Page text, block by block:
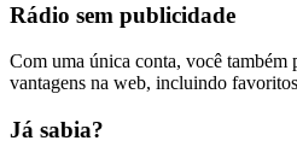
Rádio sem publicidade
Com uma única conta, você também
vantagens na web, incluindo
Já sabia?